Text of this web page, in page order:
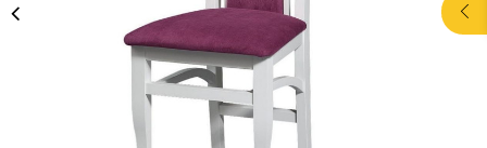
POMOĆ PRI
KUPOVINI